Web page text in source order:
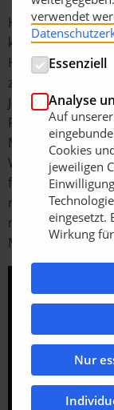
Honda wird
HRM2500
zentraler
Jedes Produkt
France
Markteinführung
Werk, das im
feiert, ist
nicht nur in ganz
Märkten.
verwendet
Essenziell
Analyse
Auf
Cookies
jeweiligen
eingesetzt.
Wirkung
Nur